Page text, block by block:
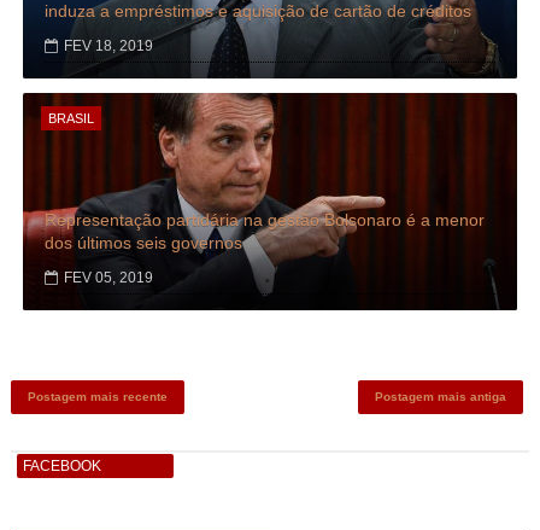
induza a empréstimos e aquisição de cartão de créditos
FEV 18, 2019
BRASIL
Representação partidária na gestão Bolsonaro é a menor
dos últimos seis governos
FEV 05, 2019
Postagem mais recente Postagem mais antiga
FACEBOOK